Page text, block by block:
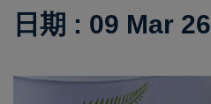
日期 : 09 Mar 26